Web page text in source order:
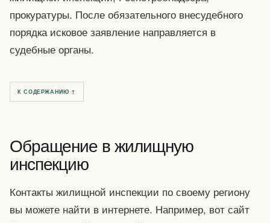
прокуратуры. После обязательного внесудебного
порядка исковое заявление направляется в
судебные органы.
К СОДЕРЖАНИЮ ↑
Обращение в жилищную
инспекцию
Контакты жилищной инспекции по своему региону
вы можете найти в интернете. Например, вот сайт